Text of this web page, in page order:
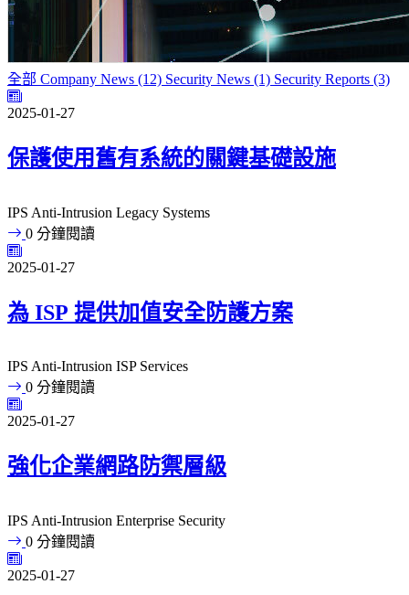
全部 Company News (12) Security News (1) Security Reports (3)
2025-01-27
保護使用舊有系統的關鍵基礎設施
IPS Anti-Intrusion Legacy Systems
0 分鐘閱讀
2025-01-27
為 ISP 提供加值安全防護方案
IPS Anti-Intrusion ISP Services
0 分鐘閱讀
2025-01-27
強化企業網路防禦層級
IPS Anti-Intrusion Enterprise Security
0 分鐘閱讀
2025-01-27